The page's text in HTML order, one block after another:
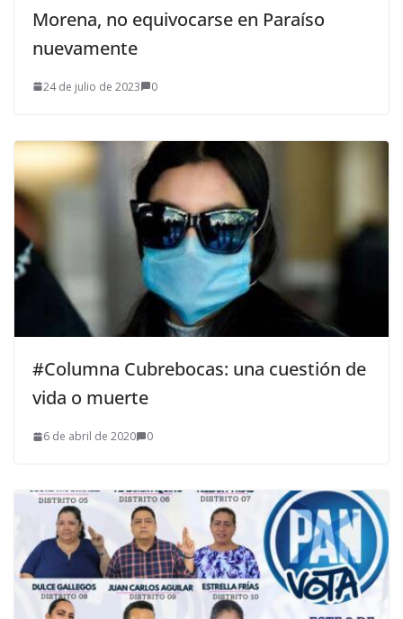
Morena, no equivocarse en Paraíso
nuevamente
24 de julio de 2023 0
#Columna Cubrebocas: una cuestión de
vida o muerte
6 de abril de 2020 0